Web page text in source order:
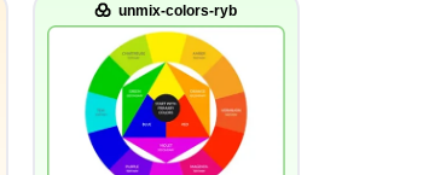
unmix-colors-ryb